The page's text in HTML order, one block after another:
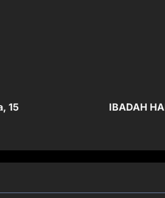
15
IBADAH